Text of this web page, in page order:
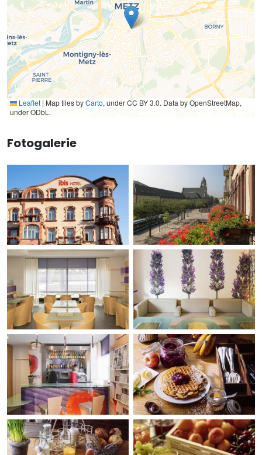
Leaflet | Map tiles byCarto, under CC BY 3.0. Data by OpenStreetMap,
under ODbL.
Fotogalerie